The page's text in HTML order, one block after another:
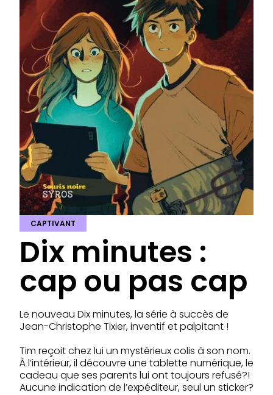
CAPTIVANT
Dix minutes :
cap ou pas cap
Le nouveau Dix minutes, la série à succès de
Jean-Christophe Tixier, inventif et palpitant !
Tim reçoit chez lui un mystérieux colis à son nom.
À l’intérieur, il découvre une tablette numérique, le
cadeau que ses parents lui ont toujours refusé?!
Aucune indication de l’expéditeur, seul un sticker?